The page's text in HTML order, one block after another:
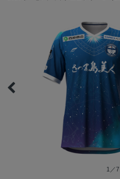
1／7